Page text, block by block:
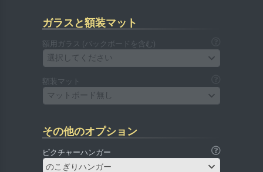
ガラスと額装マット
額用ガラス (バックボードを含む)
選択してください
額装マット
マットボード無し
その他のオプション
ピクチャーハンガー
のこぎりハンガー